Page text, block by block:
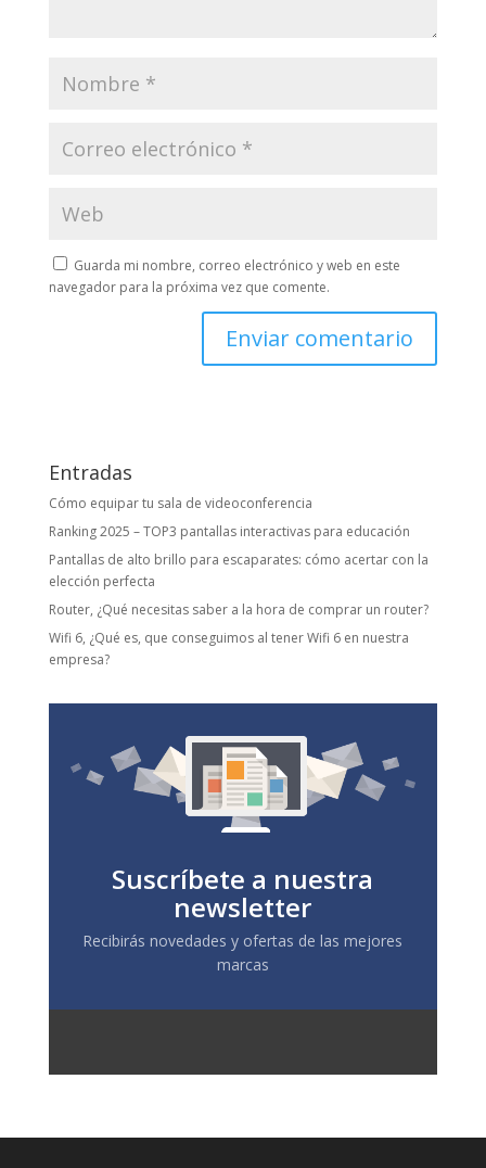
Guarda mi nombre, correo electrónico y web en este
navegador para la próxima vez que comente.
Entradas
Cómo equipar tu sala de videoconferencia
Ranking 2025 – TOP3 pantallas interactivas para educación
Pantallas de alto brillo para escaparates: cómo acertar con la
elección perfecta
Router, ¿Qué necesitas saber a la hora de comprar un router?
Wifi 6, ¿Qué es, que conseguimos al tener Wifi 6 en nuestra
empresa?
Suscríbete a nuestra
newsletter
Recibirás novedades y ofertas de las mejores
marcas